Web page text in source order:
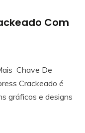
Com
Chave De
Crackeado é
gráficos e designs